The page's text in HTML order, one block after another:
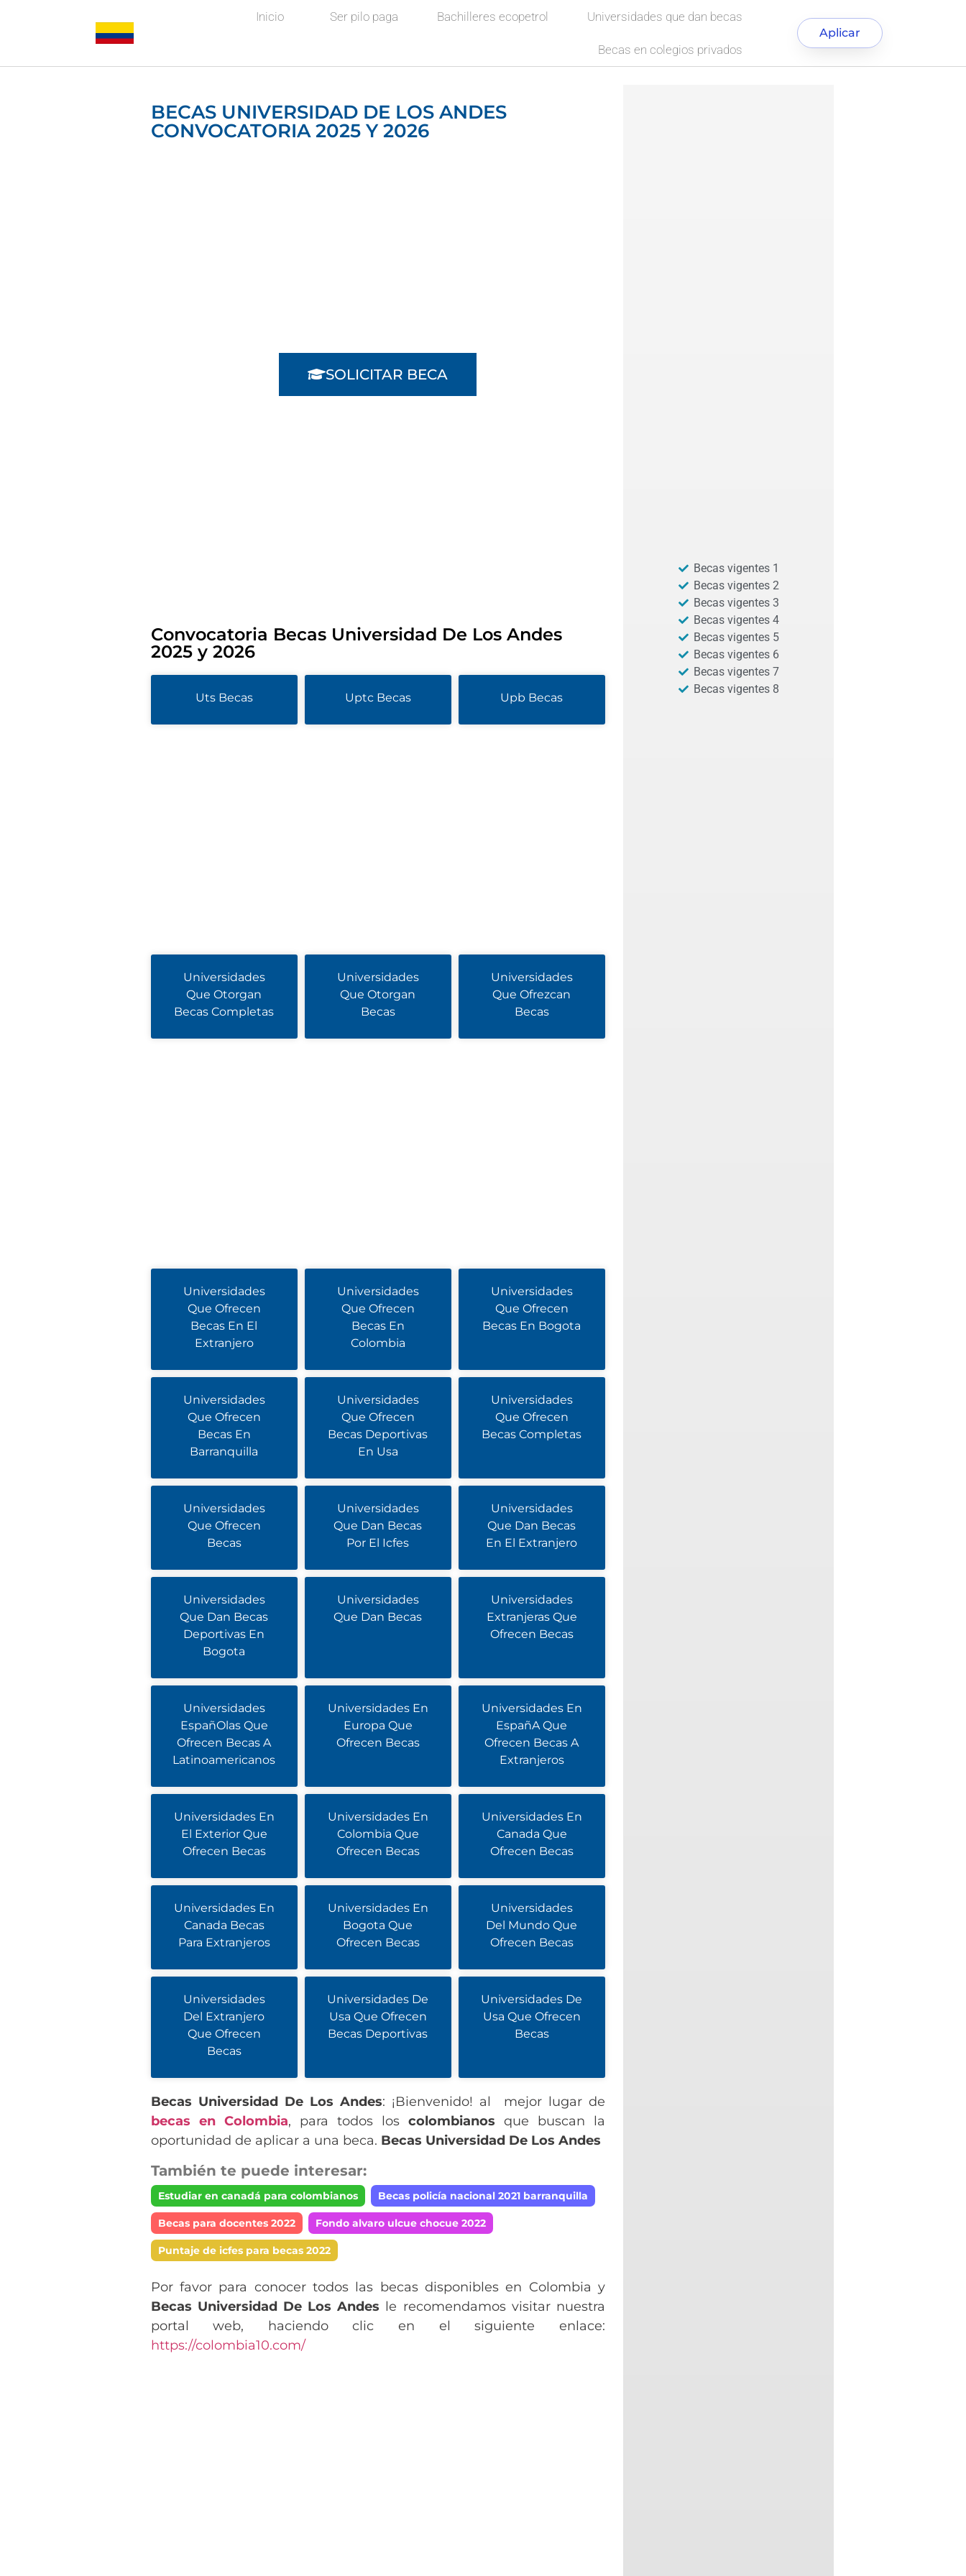
Inicio Ser pilo paga Bachilleres ecopetrol Universidades que dan becas
Becas en colegios privados
Aplicar
BECAS UNIVERSIDAD DE LOS ANDES
CONVOCATORIA 2025 Y 2026
SOLICITAR BECA
Convocatoria Becas Universidad De Los Andes
2025 y 2026
Uts Becas Uptc Becas Upb Becas
Universidades
Que Otorgan
Becas Completas
Universidades
Que Otorgan
Becas
Universidades
Que Ofrezcan
Becas
Universidades
Que Ofrecen
Becas En El
Extranjero
Universidades
Que Ofrecen
Becas En
Colombia
Universidades
Que Ofrecen
Becas En Bogota
Universidades
Que Ofrecen
Becas En
Barranquilla
Universidades
Que Ofrecen
Becas Deportivas
En Usa
Universidades
Que Ofrecen
Becas Completas
Universidades
Que Ofrecen
Becas
Universidades
Que Dan Becas
Por El Icfes
Universidades
Que Dan Becas
En El Extranjero
Universidades
Que Dan Becas
Deportivas En
Bogota
Universidades
Que Dan Becas
Universidades
Extranjeras Que
Ofrecen Becas
Universidades
EspañOlas Que
Ofrecen Becas A
Latinoamericanos
Universidades En
Europa Que
Ofrecen Becas
Universidades En
EspañA Que
Ofrecen Becas A
Extranjeros
Universidades En
El Exterior Que
Ofrecen Becas
Universidades En
Colombia Que
Ofrecen Becas
Universidades En
Canada Que
Ofrecen Becas
Universidades En
Canada Becas
Para Extranjeros
Universidades En
Bogota Que
Ofrecen Becas
Universidades
Del Mundo Que
Ofrecen Becas
Universidades
Del Extranjero
Que Ofrecen
Becas
Universidades De
Usa Que Ofrecen
Becas Deportivas
Universidades De
Usa Que Ofrecen
Becas
Becas Universidad De Los Andes: ¡Bienvenido! al mejor lugar de
becas en Colombia, para todos los colombianos que buscan la
oportunidad de aplicar a una beca. Becas Universidad De Los Andes
También te puede interesar:
Estudiar en canadá para colombianos Becas policía nacional 2021 barranquilla
Becas para docentes 2022 Fondo alvaro ulcue chocue 2022
Puntaje de icfes para becas 2022
Por favor para conocer todos las becas disponibles en Colombia y
Becas Universidad De Los Andes le recomendamos visitar nuestra
portal web, haciendo clic en el siguiente enlace:
https://colombia10.com/
Becas vigentes 1
Becas vigentes 2
Becas vigentes 3
Becas vigentes 4
Becas vigentes 5
Becas vigentes 6
Becas vigentes 7
Becas vigentes 8